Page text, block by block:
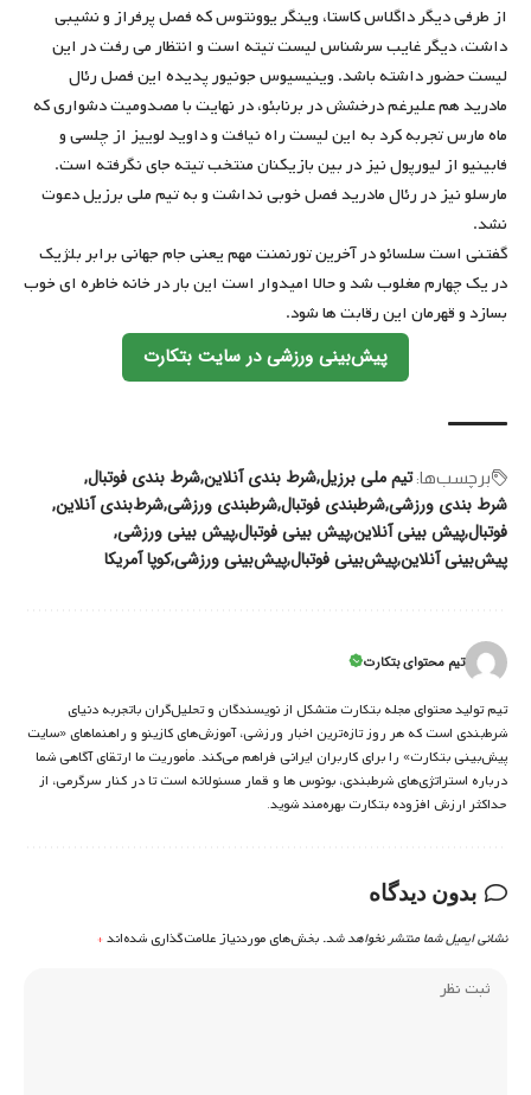
از طرفی دیگر داگلاس کاستا، وینگر یوونتوس که فصل پرفراز و نشیبی
داشت، دیگر غایب سرشناس لیست تیته است و انتظار می رفت در این
لیست حضور داشته باشد. وینیسیوس جونیور پدیده این فصل رئال
مادرید هم علیرغم درخشش در برنابئو، در نهایت با مصدومیت دشواری که
ماه مارس تجربه کرد به این لیست راه نیافت و داوید لوییز از چلسی و
فابینیو از لیورپول نیز در بین بازیکنان منتخب تیته جای نگرفته است.
مارسلو نیز در رئال مادرید فصل خوبی نداشت و به تیم ملی برزیل دعوت
نشد.
گفتنی است سلسائو در آخرین تورنمنت مهم یعنی جام جهانی برابر بلژیک
در یک چهارم مغلوب شد و حالا امیدوار است این بار در خانه خاطره ای خوب
بسازد و قهرمان این رقابت ها شود.
پیش‌بینی ورزشی در سایت بتکارت
برچسب‌‌ها: تیم ملی برزیلشرط بندی آنلاینشرط بندی فوتبال
شرط بندی ورزشیشرطبندی فوتبالشرطبندی ورزشیشرط‌بندی آنلاین
فوتبالپیش بینی آنلاینپیش بینی فوتبالپیش بینی ورزشی
پیش‌بینی آنلاینپیش‌بینی فوتبالپیش‌بینی ورزشیکوپا آمریکا
تیم محتوای بتکارت
تیم تولید محتوای مجله بتکارت متشکل از نویسندگان و تحلیل‌گران باتجربه دنیای
شرط‌بندی است که هر روز تازه‌ترین اخبار ورزشی، آموزش‌های کازینو و راهنماهای «سایت
پیش‌بینی بتکارت» را برای کاربران ایرانی فراهم می‌کند. مأموریت ما ارتقای آگاهی شما
درباره استراتژی‌های شرطبندی، بونوس ها و قمار مسئولانه است تا در کنار سرگرمی، از
حداکثر ارزش افزوده بتکارت بهره‌مند شوید.
بدون دیدگاه
نشانی ایمیل شما منتشر نخواهد شد. بخش‌های موردنیاز علامت‌گذاری شده‌اند*